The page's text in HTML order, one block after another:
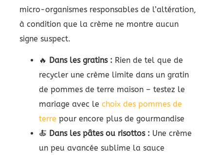
micro-organismes responsables de l’altération,
à condition que la crème ne montre aucun
signe suspect.
🔥 Dans les gratins : Rien de tel que de
recycler une crème limite dans un gratin
de pommes de terre maison – testez le
mariage avec le choix des pommes de
terre pour encore plus de gourmandise
🍝 Dans les pâtes ou risottos : Une crème
un peu avancée sublime la sauce